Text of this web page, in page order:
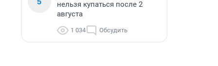
нельзя купаться после 2
августа
1 034 Обсудить